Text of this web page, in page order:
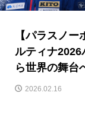
【パラスノ
ルティナ
ら世界の舞台
2026.02.16